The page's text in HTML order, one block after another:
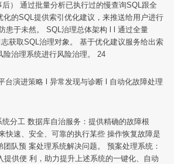
后） 通过批量分析已执行过的慢查询SQL跟全
化的SQL提供索引优化建议，来推送给用户进行
患于未然。 SQL治理总体架构 l l 通过全量
获取SQL治理对象。 基于优化建议服务给出索
险治理系统进行风险治理。 24
台演进策略 l 异常发现与诊断 l 自动化故障处理
分工 数据库自治服务：提供精确的故障根
快速、安全、可靠的执行某些 操作恢复故障是
队预 案处理系统解决问题。 预案处理系统：
提供便 利，助力提升上述系统的一键化、自动